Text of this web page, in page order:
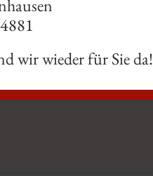
wir wieder für Sie da!